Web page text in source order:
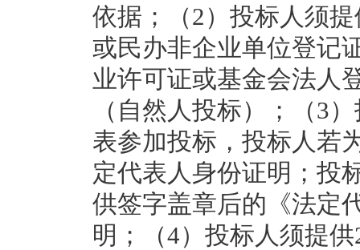
依据；（2）投标人须
或民办非企业单位登记
业许可证或基金会法人
（自然人投标）；（3
表参加投标，投标人若
定代表人身份证明；投
供签字盖章后的《法定
明；（4）投标人须提